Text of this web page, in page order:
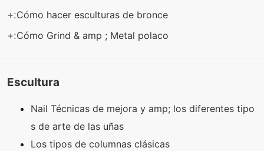
+:Cómo hacer esculturas de bronce
+:Cómo Grind & amp ; Metal polaco
Escultura
Nail Técnicas de mejora y amp; los diferentes tipo
s de arte de las uñas
Los tipos de columnas clásicas